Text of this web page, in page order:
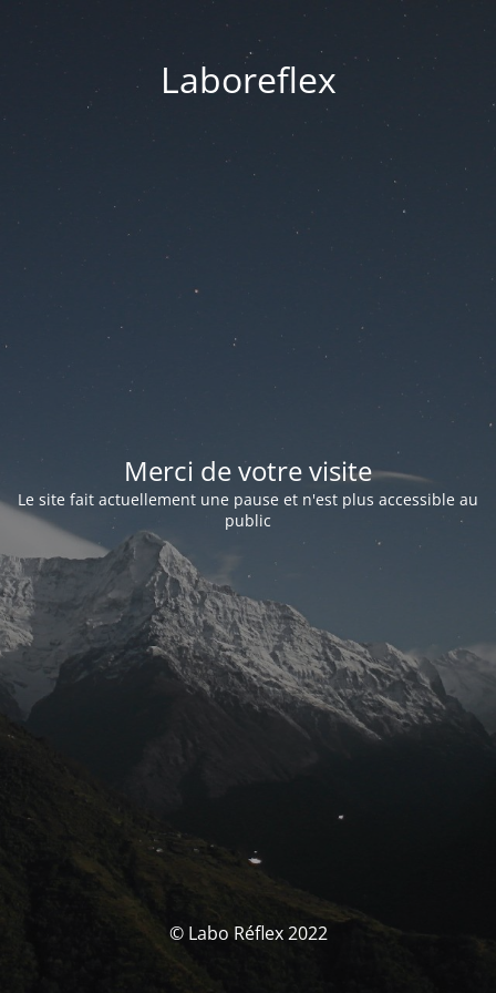
Laboreflex
Merci de votre visite
Le site fait actuellement une pause et n'est plus accessible au
public
© Labo Réflex 2022